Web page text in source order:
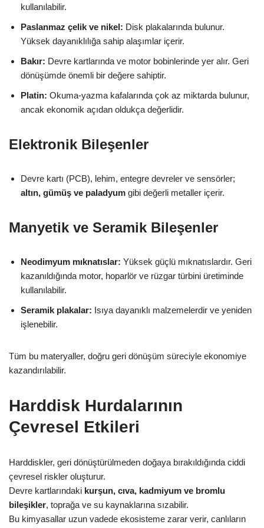
kullanılabilir.
Paslanmaz çelik ve nikel: Disk plakalarında bulunur.
Yüksek dayanıklılığa sahip alaşımlar içerir.
Bakır: Devre kartlarında ve motor bobinlerinde yer alır. Geri
dönüşümde önemli bir değere sahiptir.
Platin: Okuma-yazma kafalarında çok az miktarda bulunur,
ancak ekonomik açıdan oldukça değerlidir.
Elektronik Bileşenler
Devre kartı (PCB), lehim, entegre devreler ve sensörler;
altın, gümüş ve paladyum gibi değerli metaller içerir.
Manyetik ve Seramik Bileşenler
Neodimyum mıknatıslar: Yüksek güçlü mıknatıslardır. Geri
kazanıldığında motor, hoparlör ve rüzgar türbini üretiminde
kullanılabilir.
Seramik plakalar: Isıya dayanıklı malzemelerdir ve yeniden
işlenebilir.
Tüm bu materyaller, doğru geri dönüşüm süreciyle ekonomiye
kazandırılabilir.
Harddisk Hurdalarının
Çevresel Etkileri
Harddiskler, geri dönüştürülmeden doğaya bırakıldığında ciddi
çevresel riskler oluşturur.
Devre kartlarındaki kurşun, cıva, kadmiyum ve bromlu
bileşikler, toprağa ve su kaynaklarına sızabilir.
Bu kimyasallar uzun vadede ekosisteme zarar verir, canlıların